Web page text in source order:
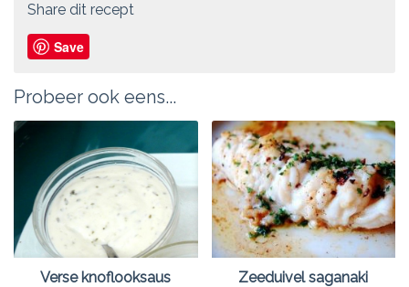
Share dit recept
Save
Probeer ook eens...
Verse knoflooksaus Zeeduivel saganaki